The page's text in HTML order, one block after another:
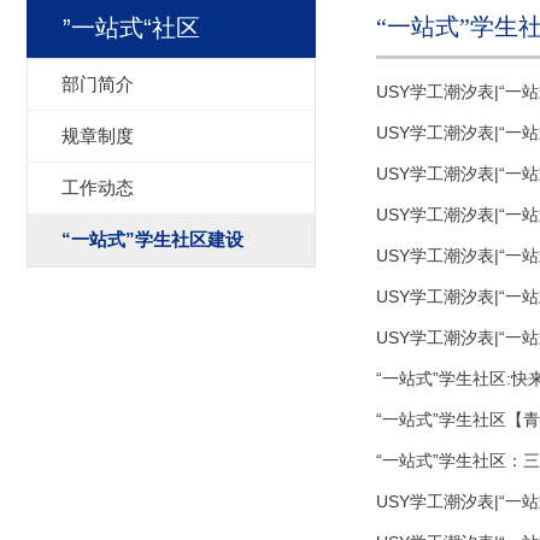
”一站式“社区
部门简介
规章制度
工作动态
“一站式”学生社区建设
“一站式”学生
USY学工潮汐表|“一
USY学工潮汐表|“一
USY学工潮汐表|“一
USY学工潮汐表|“一
USY学工潮汐表|“一
USY学工潮汐表|“一
USY学工潮汐表|“一
“一站式”学生社区:快
“一站式”学生社区【
“一站式”学生社区：
USY学工潮汐表|“一